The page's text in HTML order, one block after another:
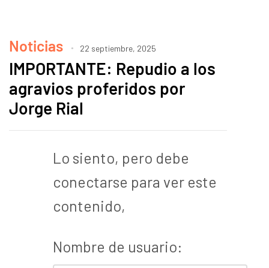
Noticias 22 septiembre, 2025
IMPORTANTE: Repudio a los
agravios proferidos por
Jorge Rial
Lo siento, pero debe
conectarse para ver este
contenido,
Nombre de usuario: